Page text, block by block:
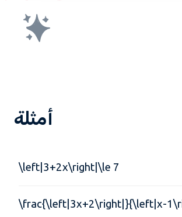
أمثلة
\left|3+2x\right|\le 7
\frac{\left|3x+2\right|}{\left|x-